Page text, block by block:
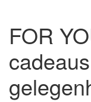
FOR